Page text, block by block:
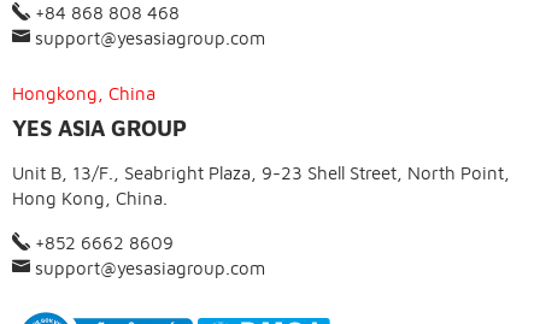
+84 868 808 468
support@yesasiagroup.com
Hongkong, China
YES ASIA GROUP
Unit B, 13/F., Seabright Plaza, 9-23 Shell Street, North Point,
Hong Kong, China.
+852 6662 8609
support@yesasiagroup.com